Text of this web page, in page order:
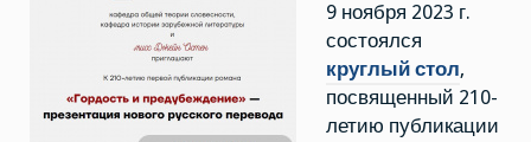
романа
Дж.
Остен
и
предубеждение”
9 ноября 2023 г.
состоялся
круглый стол,
посвященный 210-
летию публикации